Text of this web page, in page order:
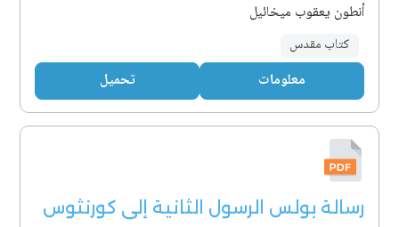
أنطون يعقوب ميخائيل
كتاب مقدس
معلومات تحميل
رسالة بولس الرسول الثانية إلى كورنثوس